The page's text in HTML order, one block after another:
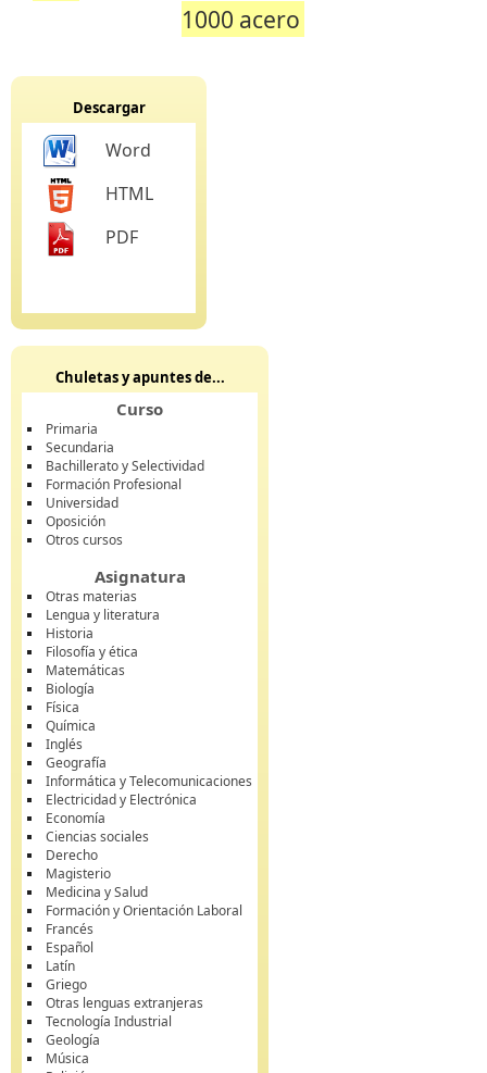
1000 acero
Descargar
Word
HTML
PDF
Chuletas y apuntes de...
Curso
Primaria
Secundaria
Bachillerato y Selectividad
Formación Profesional
Universidad
Oposición
Otros cursos
Asignatura
Otras materias
Lengua y literatura
Historia
Filosofía y ética
Matemáticas
Biología
Física
Química
Inglés
Geografía
Informática y Telecomunicaciones
Electricidad y Electrónica
Economía
Ciencias sociales
Derecho
Magisterio
Medicina y Salud
Formación y Orientación Laboral
Francés
Español
Latín
Griego
Otras lenguas extranjeras
Tecnología Industrial
Geología
Música